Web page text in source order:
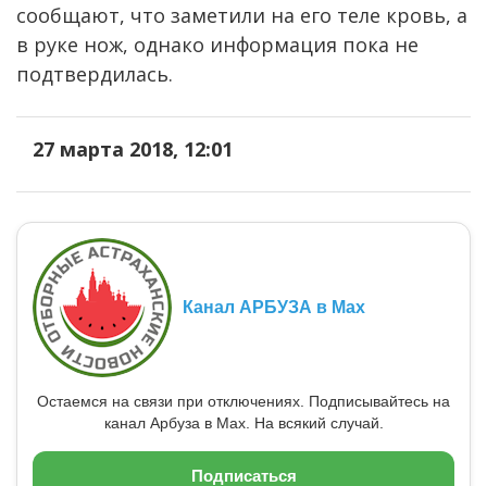
сообщают, что заметили на его теле кровь, а
в руке нож, однако информация пока не
подтвердилась.
27 марта 2018, 12:01
Канал АРБУЗА в Max
Остаемся на связи при отключениях. Подписывайтесь на
канал Арбуза в Max. На всякий случай.
Подписаться